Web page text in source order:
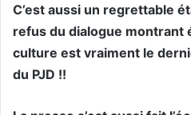
C’est aussi un regrettable
refus du dialogue montrant
culture est vraiment le
du PJD !!